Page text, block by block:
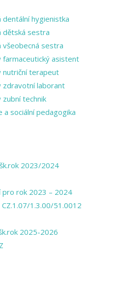
dentální hygienistka
dětská sestra
všeobecná sestra
farmaceutický asistent
nutriční terapeut
zdravotní laborant
zubní technik
a sociální pedagogika
2023/2024
pro rok 2023 – 2024
1.3.00/51.0012
2025-2026